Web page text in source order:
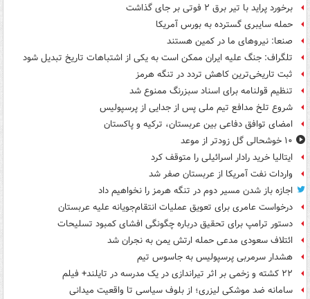
برخورد پراید با تیر برق ۲ فوتی بر جای گذاشت
حمله سایبری گسترده به بورس آمریکا
صنعا: نیروهای ما در کمین‌ هستند
تلگراف: جنگ علیه ایران ممکن است به یکی از اشتباهات تاریخ تبدیل شود
ثبت تاریخی‌ترین کاهش تردد در تنگه هرمز
تنظیم قولنامه برای اسناد سبزرنگ ممنوع شد
شروع تلخ مدافع تیم ملی پس از جدایی از پرسپولیس
امضای توافق دفاعی بین عربستان، ترکیه و پاکستان
۱۰ خوشحالی گل زودتر از موعد
ایتالیا خرید رادار اسرائیلی را متوقف کرد
واردات نفت آمریکا از عربستان صفر شد
اجازه باز شدن مسیر دوم در تنگه هرمز را نخواهیم داد
درخواست عامری برای تعویق عملیات انتقام‌جویانه علیه عربستان
دستور ترامپ برای تحقیق درباره چگونگی افشای کمبود تسلیحات
ائتلاف سعودی مدعی حمله ارتش یمن به نجران شد
هشدار سرمربی پرسپولیس به جاسوس تیم
۲۲ کشته و زخمی بر اثر تیراندازی در یک مدرسه در تایلند+ فیلم
سامانه ضد موشکی لیزری؛ از بلوف سیاسی تا واقعیت میدانی